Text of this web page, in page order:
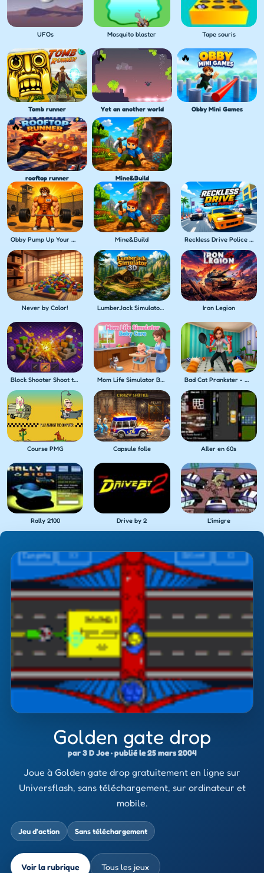
UFOs Mosquito blaster Tape souris
Golden gate drop
par 3 D Joe · publié le 25 mars 2004
Joue à Golden gate drop gratuitement en ligne sur
Universflash, sans téléchargement, sur ordinateur et
mobile.
Jeu d’action Sans téléchargement
Voir la rubrique Tous les jeux
Tomb runner Yet an another world Obby Mini Games
rooftop runner Mine&Build
Obby Pump Up Your Muscles! 1 per second Mine&Build Reckless Drive Police Pursuit
Never by Color! LumberJack Simulator 3D Iron Legion
Block Shooter Shoot the Blocks! Mom Life Simulator Baby Care Bad Cat Prankster - Mom's Return
Course PMG Capsule folle Aller en 60s
Rally 2100 Drive by 2 L'imigre